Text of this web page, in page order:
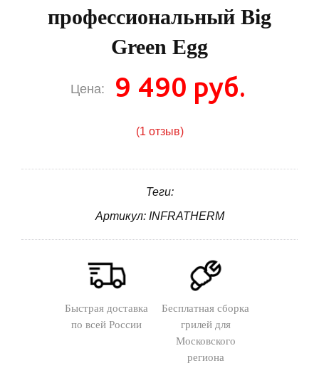
профессиональный Big
Green Egg
Цена: 9 490 руб.
(1 отзыв)
Теги:
Артикул: INFRATHERM
Быстрая доставка
по всей России
Бесплатная сборка
грилей для
Московского
региона